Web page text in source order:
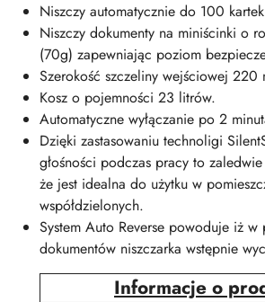
Niszczy automatycznie do 100
Niszczy dokumenty na miniścinki o
(70g) zapewniając poziom
Szerokość szczeliny wejściowej 220
Kosz o pojemności 23 litrów.
Automatyczne wyłączanie po 2
Dzięki zastasowaniu technoligi
głośności podczas pracy to
że jest idealna do użytku w
współdzielonych.
System Auto Reverse powoduje iż w
dokumentów niszczarka wstępnie
Informacje o